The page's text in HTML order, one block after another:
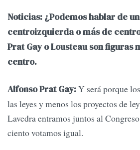
Noticias: ¿Podemos hablar de
centroizquierda o más de
Prat Gay o Lousteau son figuras
centro.
Alfonso Prat Gay:Y será porque
las leyes y menos los proyectos de
Lavedra entramos juntos al
ciento votamos igual.